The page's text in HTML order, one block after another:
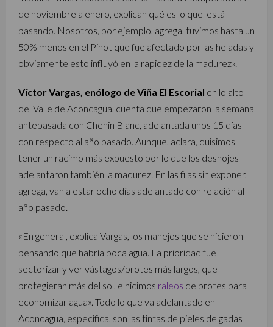
de noviembre a enero, explican qué es lo que está
pasando. Nosotros, por ejemplo, agrega, tuvimos hasta un
50% menos en el Pinot que fue afectado por las heladas y
obviamente esto influyó en la rapidez de la madurez».
Víctor Vargas, enólogo de Viña El Escorial en lo alto
del Valle de Aconcagua, cuenta que empezaron la semana
antepasada con Chenin Blanc, adelantada unos 15 días
con respecto al año pasado. Aunque, aclara, quisimos
tener un racimo más expuesto por lo que los deshojes
adelantaron también la madurez. En las filas sin exponer,
agrega, van a estar ocho días adelantado con relación al
año pasado.
«En general, explica Vargas, los manejos que se hicieron
pensando que habría poca agua. La prioridad fue
sectorizar y ver vástagos/brotes más largos, que
protegieran más del sol, e hicimos raleos de brotes para
economizar agua». Todo lo que va adelantado en
Aconcagua, especifica, son las tintas de pieles delgadas